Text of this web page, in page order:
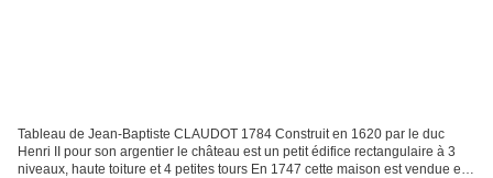
Tableau de Jean-Baptiste CLAUDOT 1784 Construit en 1620 par le duc
Henri II pour son argentier le château est un petit édifice rectangulaire à 3
niveaux, haute toiture et 4 petites tours En 1747 cette maison est vendue et